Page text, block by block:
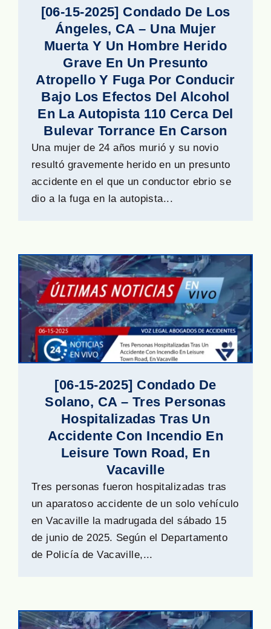
[06-15-2025] Condado De Los
Ángeles, CA – Una Mujer
Muerta Y Un Hombre Herido
Grave En Un Presunto
Atropello Y Fuga Por Conducir
Bajo Los Efectos Del Alcohol
En La Autopista 110 Cerca Del
Bulevar Torrance En Carson
Una mujer de 24 años murió y su novio
resultó gravemente herido en un presunto
accidente en el que un conductor ebrio se
dio a la fuga en la autopista...
[06-15-2025] Condado De
Solano, CA – Tres Personas
Hospitalizadas Tras Un
Accidente Con Incendio En
Leisure Town Road, En
Vacaville
Tres personas fueron hospitalizadas tras
un aparatoso accidente de un solo vehículo
en Vacaville la madrugada del sábado 15
de junio de 2025. Según el Departamento
de Policía de Vacaville,...